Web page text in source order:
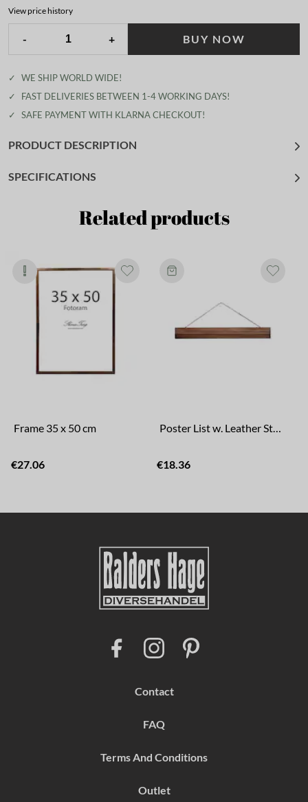
View price history
- + BUY NOW
✓
WE SHIP WORLD WIDE!
✓
FAST DELIVERIES BETWEEN 1-4 WORKING DAYS!
✓
SAFE PAYMENT WITH KLARNA CHECKOUT!
PRODUCT DESCRIPTION
SPECIFICATIONS
Related products
Frame 35 x 50 cm
€27.06
Poster List w. Leather Strap 35 cm
€18.36
Contact
FAQ
Terms And Conditions
Outlet
I
n
g
a
m